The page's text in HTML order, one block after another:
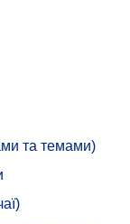
та темами)